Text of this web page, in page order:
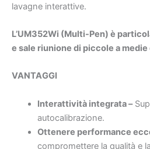
lavagne interattive.
L’UM352Wi (Multi-Pen) è
e sale riunione di piccole a
VANTAGGI
Interattività integrata –
autocalibrazione.
Ottenere performance
compromettere la qualità e